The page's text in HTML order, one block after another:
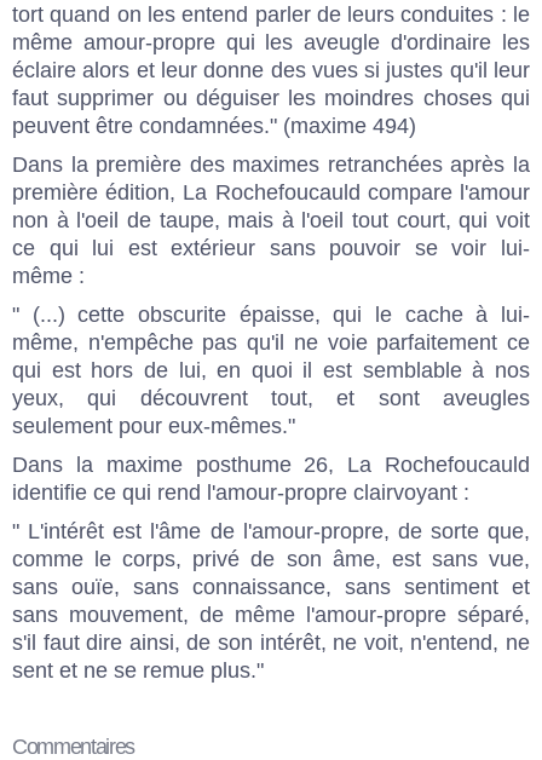
tort quand on les entend parler de leurs conduites : le
même amour-propre qui les aveugle d'ordinaire les
éclaire alors et leur donne des vues si justes qu'il leur
faut supprimer ou déguiser les moindres choses qui
peuvent être condamnées." (maxime 494)
Dans la première des maximes retranchées après la
première édition, La Rochefoucauld compare l'amour
non à l'oeil de taupe, mais à l'oeil tout court, qui voit
ce qui lui est extérieur sans pouvoir se voir lui-
même :
" (...) cette obscurite épaisse, qui le cache à lui-
même, n'empêche pas qu'il ne voie parfaitement ce
qui est hors de lui, en quoi il est semblable à nos
yeux, qui découvrent tout, et sont aveugles
seulement pour eux-mêmes."
Dans la maxime posthume 26, La Rochefoucauld
identifie ce qui rend l'amour-propre clairvoyant :
" L'intérêt est l'âme de l'amour-propre, de sorte que,
comme le corps, privé de son âme, est sans vue,
sans ouïe, sans connaissance, sans sentiment et
sans mouvement, de même l'amour-propre séparé,
s'il faut dire ainsi, de son intérêt, ne voit, n'entend, ne
sent et ne se remue plus."
Commentaires